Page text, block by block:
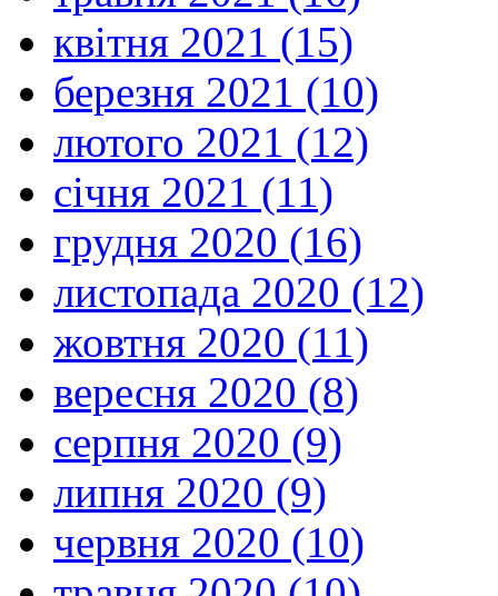
квітня 2021 (15)
березня 2021 (10)
лютого 2021 (12)
січня 2021 (11)
грудня 2020 (16)
листопада 2020 (12)
жовтня 2020 (11)
вересня 2020 (8)
серпня 2020 (9)
липня 2020 (9)
червня 2020 (10)